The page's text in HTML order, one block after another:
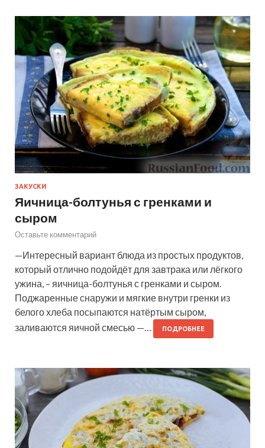
ЗАКУСКИ
Яичница-болтунья с гренками и
сыром
Оставьте комментарий
—Интересный вариант блюда из простых продуктов,
который отлично подойдёт для завтрака или лёгкого
ужина, – яичница-болтунья с гренками и сыром.
Поджаренные снаружи и мягкие внутри гренки из
белого хлеба посыпаются натёртым сыром,
заливаются яичной смесью —…
ПОДРОБНЕЕ